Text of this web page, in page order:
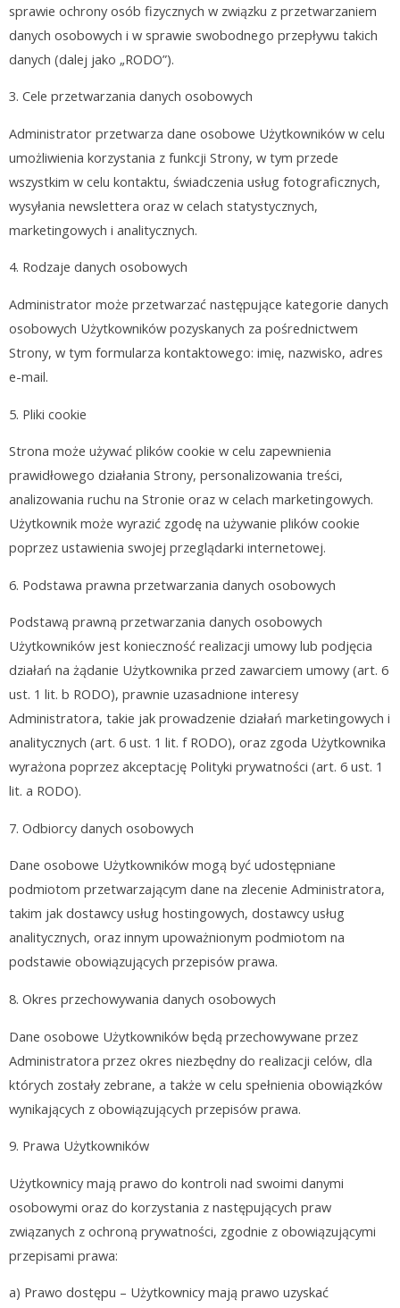
sprawie ochrony osób fizycznych w związku z przetwarzaniem
danych osobowych i w sprawie swobodnego przepływu takich
danych (dalej jako „RODO”).
3. Cele przetwarzania danych osobowych
Administrator przetwarza dane osobowe Użytkowników w celu
umożliwienia korzystania z funkcji Strony, w tym przede
wszystkim w celu kontaktu, świadczenia usług fotograficznych,
wysyłania newslettera oraz w celach statystycznych,
marketingowych i analitycznych.
4. Rodzaje danych osobowych
Administrator może przetwarzać następujące kategorie danych
osobowych Użytkowników pozyskanych za pośrednictwem
Strony, w tym formularza kontaktowego: imię, nazwisko, adres
e-mail.
5. Pliki cookie
Strona może używać plików cookie w celu zapewnienia
prawidłowego działania Strony, personalizowania treści,
analizowania ruchu na Stronie oraz w celach marketingowych.
Użytkownik może wyrazić zgodę na używanie plików cookie
poprzez ustawienia swojej przeglądarki internetowej.
6. Podstawa prawna przetwarzania danych osobowych
Podstawą prawną przetwarzania danych osobowych
Użytkowników jest konieczność realizacji umowy lub podjęcia
działań na żądanie Użytkownika przed zawarciem umowy (art. 6
ust. 1 lit. b RODO), prawnie uzasadnione interesy
Administratora, takie jak prowadzenie działań marketingowych i
analitycznych (art. 6 ust. 1 lit. f RODO), oraz zgoda Użytkownika
wyrażona poprzez akceptację Polityki prywatności (art. 6 ust. 1
lit. a RODO).
7. Odbiorcy danych osobowych
Dane osobowe Użytkowników mogą być udostępniane
podmiotom przetwarzającym dane na zlecenie Administratora,
takim jak dostawcy usług hostingowych, dostawcy usług
analitycznych, oraz innym upoważnionym podmiotom na
podstawie obowiązujących przepisów prawa.
8. Okres przechowywania danych osobowych
Dane osobowe Użytkowników będą przechowywane przez
Administratora przez okres niezbędny do realizacji celów, dla
których zostały zebrane, a także w celu spełnienia obowiązków
wynikających z obowiązujących przepisów prawa.
9. Prawa Użytkowników
Użytkownicy mają prawo do kontroli nad swoimi danymi
osobowymi oraz do korzystania z następujących praw
związanych z ochroną prywatności, zgodnie z obowiązującymi
przepisami prawa:
a) Prawo dostępu – Użytkownicy mają prawo uzyskać